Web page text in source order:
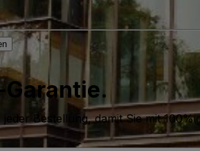
Bestellung, damit Sie mit